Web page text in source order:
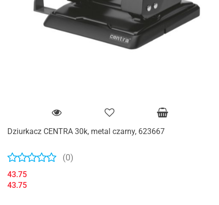
Dziurkacz CENTRA 30k, metal czarny, 623667
(0)
43.75
43.75